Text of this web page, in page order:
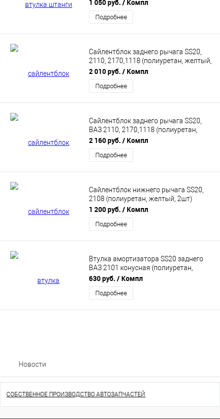
1 050 руб. / Компл
Подробнее
Сайлентблок заднего рычага SS20,
2110, 2170,1118 (полиуретан, желтый,
2шт) SS70111
2 010 руб. / Компл
Подробнее
Сайлентблок заднего рычага SS20,
ВАЗ 2110, 2170,1118 (полиуретан,
красный, 2шт) SS70121
2 160 руб. / Компл
Подробнее
Сайлентблок нижнего рычага SS20,
2108 (полиуретан, желтый, 2шт)
SS70103
1 200 руб. / Компл
Подробнее
Втулка амортизатора SS20 заднего
ВАЗ 2101 конусная (полиуретан,
желтая) в упаковке 4шт SS70122
630 руб. / Компл
Подробнее
Новости
СОБСТВЕННОЕ ПРОИЗВОДСТВО АВТОЗАПЧАСТЕЙ